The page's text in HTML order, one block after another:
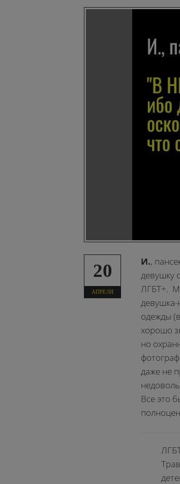
20
АПРЕЛЯ
И.,
девушку
ЛГБТ+.
девушка-
одежды
хорошо
но
даже не
Все это